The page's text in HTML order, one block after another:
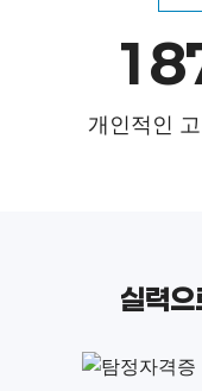
개인적인
실력